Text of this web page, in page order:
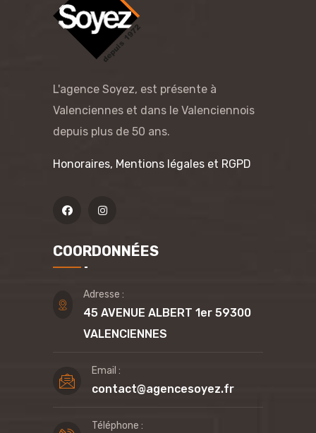
L'agence Soyez, est présente à
Valenciennes et dans le Valenciennois
depuis plus de 50 ans.
Honoraires, Mentions légales et RGPD
COORDONNÉES
Adresse :
45 AVENUE ALBERT 1er 59300
VALENCIENNES
Email :
contact@agencesoyez.fr
Téléphone :